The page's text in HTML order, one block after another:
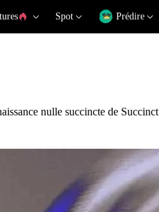
Spot Prédire
nulle succincte de Succinct